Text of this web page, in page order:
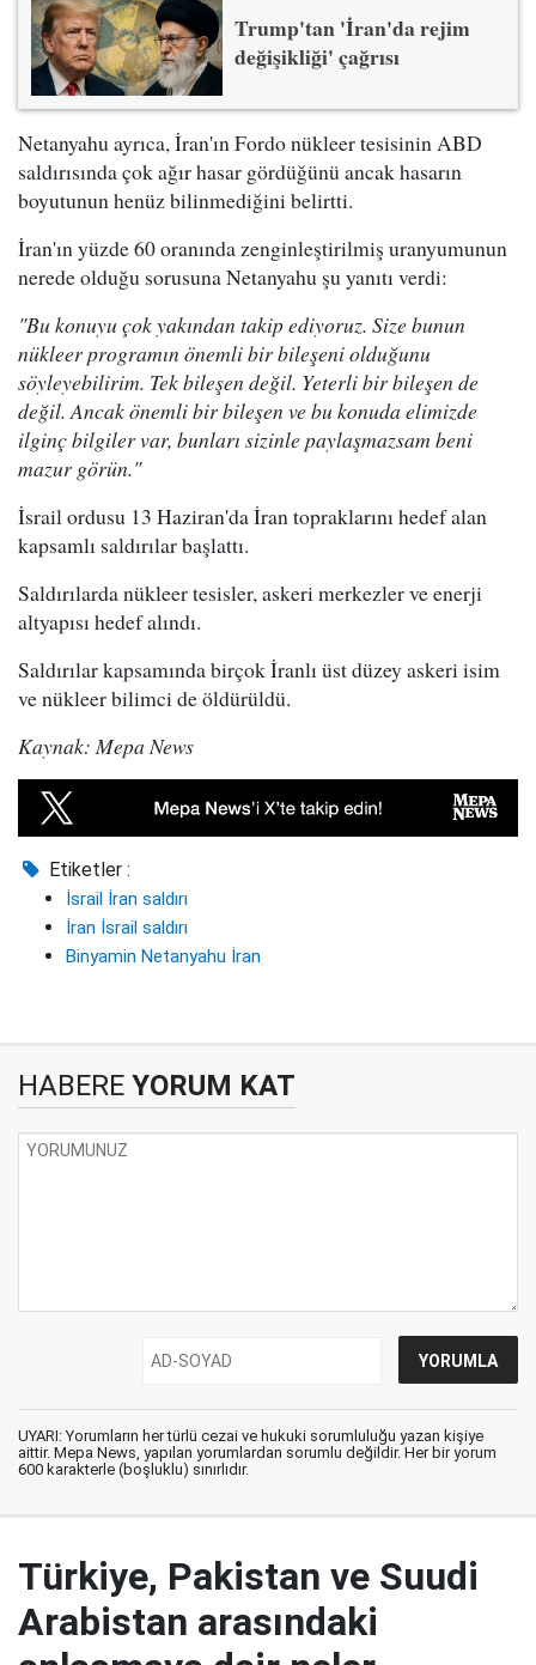
Trump'tan 'İran'da rejim
değişikliği' çağrısı
Netanyahu ayrıca, İran'ın Fordo nükleer tesisinin ABD
saldırısında çok ağır hasar gördüğünü ancak hasarın
boyutunun henüz bilinmediğini belirtti.
İran'ın yüzde 60 oranında zenginleştirilmiş uranyumunun
nerede olduğu sorusuna Netanyahu şu yanıtı verdi:
"Bu konuyu çok yakından takip ediyoruz. Size bunun
nükleer programın önemli bir bileşeni olduğunu
söyleyebilirim. Tek bileşen değil. Yeterli bir bileşen de
değil. Ancak önemli bir bileşen ve bu konuda elimizde
ilginç bilgiler var, bunları sizinle paylaşmazsam beni
mazur görün."
İsrail ordusu 13 Haziran'da İran topraklarını hedef alan
kapsamlı saldırılar başlattı.
Saldırılarda nükleer tesisler, askeri merkezler ve enerji
altyapısı hedef alındı.
Saldırılar kapsamında birçok İranlı üst düzey askeri isim
ve nükleer bilimci de öldürüldü.
Kaynak: Mepa News
Etiketler :
İsrail İran saldırı
İran İsrail saldırı
Binyamin Netanyahu İran
HABERE YORUM KAT
UYARI: Yorumların her türlü cezai ve hukuki sorumluluğu yazan kişiye
aittir. Mepa News, yapılan yorumlardan sorumlu değildir. Her bir yorum
600 karakterle (boşluklu) sınırlıdır.
Türkiye, Pakistan ve Suudi
Arabistan arasındaki